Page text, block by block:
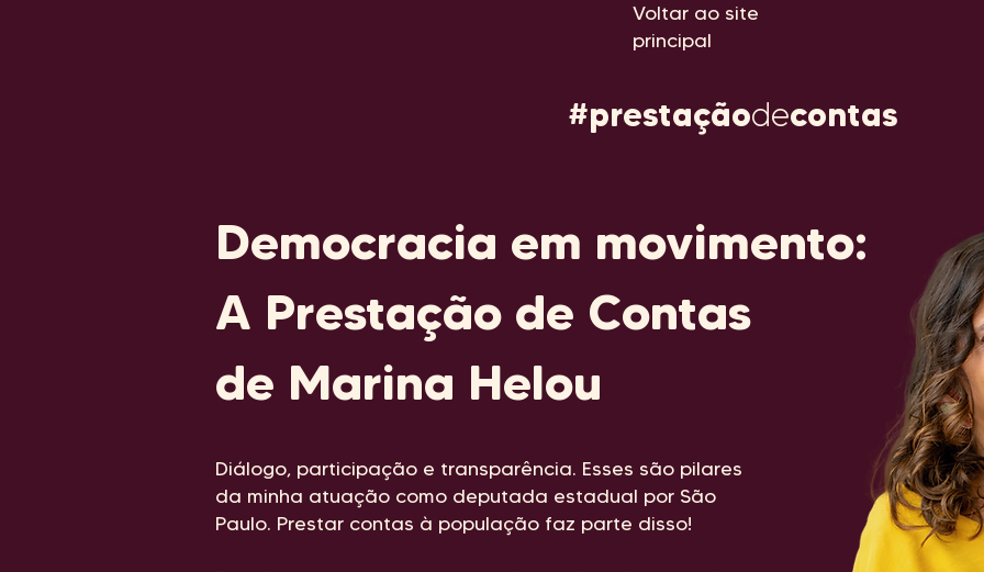
Voltar ao site
principal
#prestaçãodecontas
Democracia em movimento:
A Prestação de Contas
de Marina Helou
Diálogo, participação e transparência. Esses são pilares
da minha atuação como deputada estadual por São
Paulo. Prestar contas à população faz parte disso!